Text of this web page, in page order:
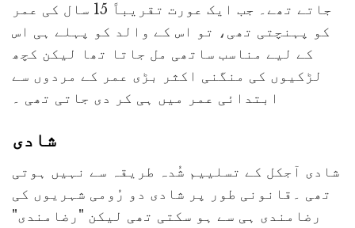
جاتے تھے۔ جب ایک عورت تقریباً 15 سال کی عمر
کو پہنچتی تھی، تو اس کے والد کو پہلے ہی اس
کے لیے مناسب ساتھی مل جاتا تھا لیکن کچھ
لڑکیوں کی منگنی اکثر بڑی عمر کے مردوں سے
ابتدائی عمر میں ہی کر دی جاتی تھی ۔
شادی
شادی آجکل کے تسلییم شُدہ طریقہ سے نہیں ہوتی
تھی ۔قانونی طور پر شادی دو رُومی شہریوں کی
رضامندی ہی سے ہو سکتی تھی لیکن "رضامندی"